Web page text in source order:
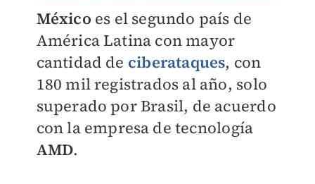
México es el segundo país de
América Latina con mayor
cantidad de ciberataques, con
180 mil registrados al año, solo
superado por Brasil, de acuerdo
con la empresa de tecnología
AMD.